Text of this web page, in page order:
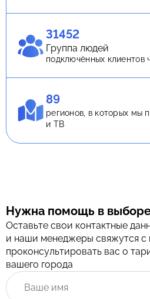
31452
Группа людей
подключённых клиентов
89
регионов, в которых мы
и ТВ
Нужна помощь в
Оставьте свои контактные
и наши менеджеры свяжутся с
проконсультировать вас о
вашего города